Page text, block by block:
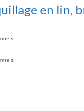
en lin,